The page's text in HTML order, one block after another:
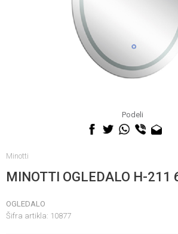
Podeli
Minotti
MINOTTI OGLEDALO H-211
OGLEDALO
Šifra artikla: 10877
Za